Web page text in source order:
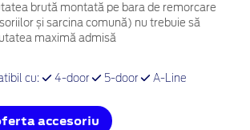
brută montată pe bara de remorcare
și sarcina comună) nu trebuie să
maximă admisă
cu: 4-door 5-door A-Line
accesoriu